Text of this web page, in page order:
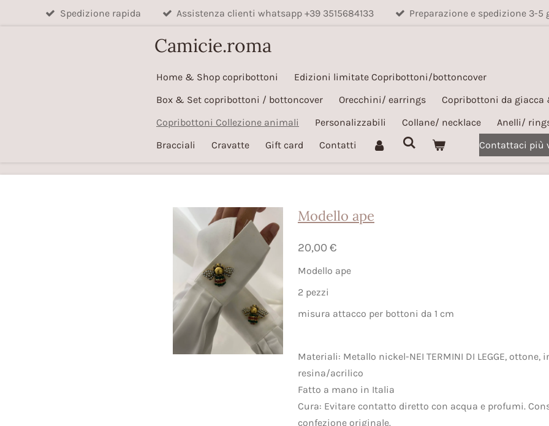
Spedizione rapida Assistenza clienti whatsapp +39 3515684133 Preparazione e spedizione 3-5
Camicie.roma
Home & Shop copribottoni
Edizioni limitate Copribottoni/bottoncover
Box & Set copribottoni / bottoncover
Orecchini/ earrings
Copribottoni da giacca
Copribottoni Collezione animali
Personalizzabili Collane/ necklace Anelli/
Bracciali
Cravatte Gift card Contatti Contattaci più
Modello ape
20,00 €
Modello ape
2 pezzi
misura attacco per bottoni da 1 cm
Materiali: Metallo nickel-NEI TERMINI DI LEGGE, ottone,
resina/acrilico
Fatto a mano in Italia
Cura: Evitare contatto diretto con acqua e profumi.
confezione originale.